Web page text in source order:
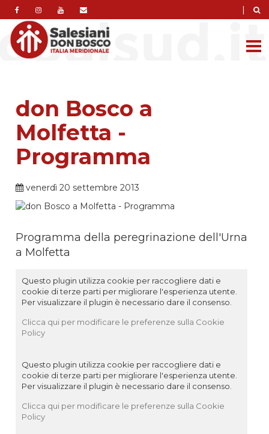
|
don Bosco a
Molfetta -
Programma
venerdì 20 settembre 2013
Programma della peregrinazione dell'Urna
a Molfetta
Questo plugin utilizza cookie per raccogliere dati e
cookie di terze parti per migliorare l'esperienza utente.
Per visualizzare il plugin è necessario dare il consenso.
Clicca qui per modificare le preferenze sulla Cookie
Policy
Questo plugin utilizza cookie per raccogliere dati e
cookie di terze parti per migliorare l'esperienza utente.
Per visualizzare il plugin è necessario dare il consenso.
Clicca qui per modificare le preferenze sulla Cookie
Policy